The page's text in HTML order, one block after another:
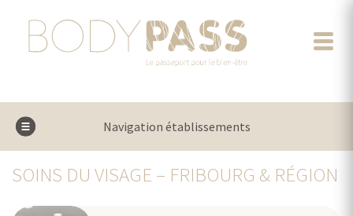
Navigation établissements
SOINS DU VISAGE – FRIBOURG & RÉGION